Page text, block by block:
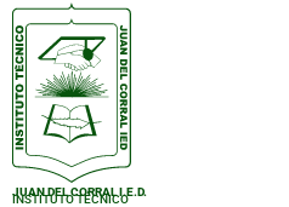
INSTITUTO TÉCNICO
JUAN DEL CORRAL I.E.D.